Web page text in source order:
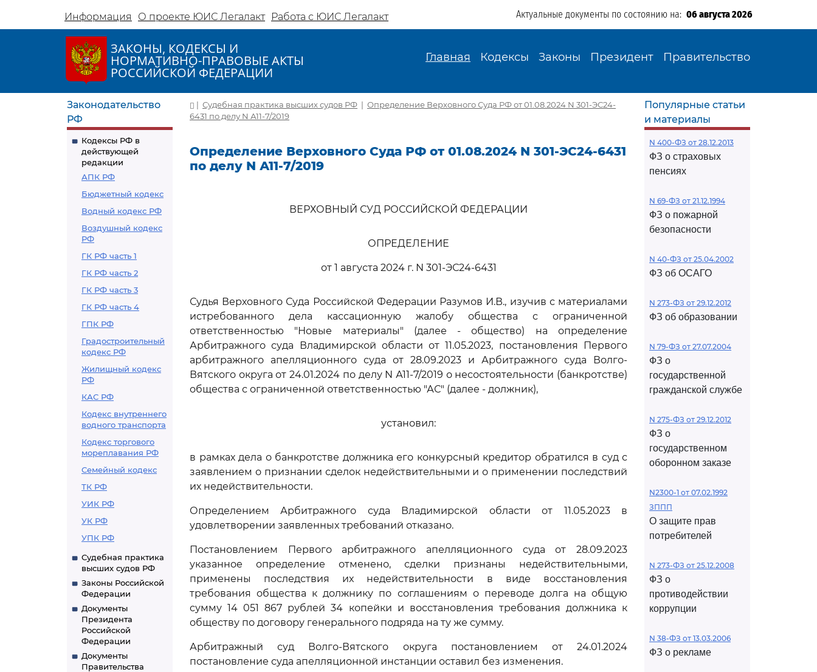
Информация О проекте ЮИС Легалакт Работа с ЮИС Легалакт Актуальные документы по состоянию на: 06 августа 2026
ЗАКОНЫ, КОДЕКСЫ И
НОРМАТИВНО-ПРАВОВЫЕ АКТЫ
РОССИЙСКОЙ ФЕДЕРАЦИИ
Главная Кодексы Законы Президент Правительство
Законодательство
РФ
Кодексы РФ в
действующей
редакции
АПК РФ
Бюджетный кодекс
Водный кодекс РФ
Воздушный кодекс
РФ
ГК РФ часть 1
ГК РФ часть 2
ГК РФ часть 3
ГК РФ часть 4
ГПК РФ
Градостроительный
кодекс РФ
Жилищный кодекс
РФ
КАС РФ
Кодекс внутреннего
водного транспорта
Кодекс торгового
мореплавания РФ
Семейный кодекс
ТК РФ
УИК РФ
УК РФ
УПК РФ
Судебная практика
высших судов РФ
Законы Российской
Федерации
Документы
Президента
Российской
Федерации
Документы
Правительства
| Судебная практика высших судов РФ | Определение Верховного Суда РФ от 01.08.2024 N 301-ЭС24-
6431 по делу N А11-7/2019
Определение Верховного Суда РФ от 01.08.2024 N 301-ЭС24-6431
по делу N А11-7/2019
ВЕРХОВНЫЙ СУД РОССИЙСКОЙ ФЕДЕРАЦИИ
ОПРЕДЕЛЕНИЕ
от 1 августа 2024 г. N 301-ЭС24-6431
Судья Верховного Суда Российской Федерации Разумов И.В., изучив с материалами
истребованного дела кассационную жалобу общества с ограниченной
ответственностью "Новые материалы" (далее - общество) на определение
Арбитражного суда Владимирской области от 11.05.2023, постановления Первого
арбитражного апелляционного суда от 28.09.2023 и Арбитражного суда Волго-
Вятского округа от 24.01.2024 по делу N А11-7/2019 о несостоятельности (банкротстве)
общества с ограниченной ответственностью "АС" (далее - должник),
установил:
в рамках дела о банкротстве должника его конкурсный кредитор обратился в суд с
заявлением о признании сделок недействительными и о применении последствий
их недействительности.
Определением Арбитражного суда Владимирской области от 11.05.2023 в
удовлетворении заявленных требований отказано.
Постановлением Первого арбитражного апелляционного суда от 28.09.2023
указанное определение отменено, сделки признаны недействительными,
применены последствия их недействительности в виде восстановления
требования общества к должнику по соглашениям о переводе долга на общую
сумму 14 051 867 рублей 34 копейки и восстановления требования должника к
обществу по договору генерального подряда на ту же сумму.
Арбитражный суд Волго-Вятского округа постановлением от 24.01.2024
постановление суда апелляционной инстанции оставил без изменения.
Популярные статьи
и материалы
N 400-ФЗ от 28.12.2013
ФЗ о страховых
пенсиях
N 69-ФЗ от 21.12.1994
ФЗ о пожарной
безопасности
N 40-ФЗ от 25.04.2002
ФЗ об ОСАГО
N 273-ФЗ от 29.12.2012
ФЗ об образовании
N 79-ФЗ от 27.07.2004
ФЗ о
государственной
гражданской службе
N 275-ФЗ от 29.12.2012
ФЗ о
государственном
оборонном заказе
N2300-1 от 07.02.1992
ЗППП
О защите прав
потребителей
N 273-ФЗ от 25.12.2008
ФЗ о
противодействии
коррупции
N 38-ФЗ от 13.03.2006
ФЗ о рекламе